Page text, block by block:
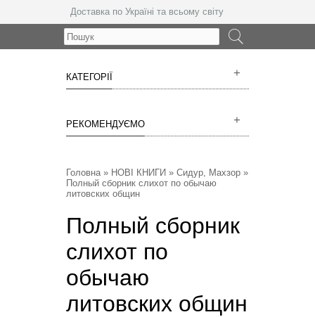
Доставка по Україні та всьому світу
КАТЕГОРІЇ
РЕКОМЕНДУЄМО
Головна» НОВІ КНИГИ » Сидур, Махзор »
Полный сборник слихот по обычаю
литовских общин
Полный сборник
слихот по
обычаю
литовских общин